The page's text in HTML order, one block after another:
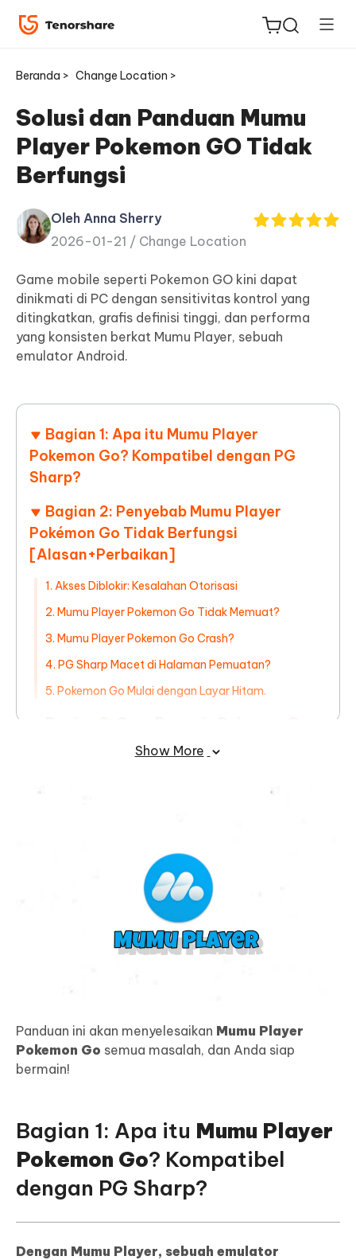
ReiBoot
untuk
iOS
Tenorshare
iAnyGo
Beranda > Change Location >
Solusi dan Panduan Mumu
Player Pokemon GO Tidak
Berfungsi
Oleh Anna Sherry
2026-01-21 / Change Location
Game mobile seperti Pokemon GO kini dapat
dinikmati di PC dengan sensitivitas kontrol yang
ditingkatkan, grafis definisi tinggi, dan performa
yang konsisten berkat Mumu Player, sebuah
emulator Android.
Bagian 1: Apa itu Mumu Player
Pokemon Go? Kompatibel dengan PG
Sharp?
Bagian 2: Penyebab Mumu Player
Pokémon Go Tidak Berfungsi
[Alasan+Perbaikan]
1. Akses Diblokir: Kesalahan Otorisasi
2. Mumu Player Pokemon Go Tidak Memuat?
3. Mumu Player Pokemon Go Crash?
4. PG Sharp Macet di Halaman Pemuatan?
5. Pokemon Go Mulai dengan Layar Hitam.
tanpa Berjalan?HOT
Show More
Panduan ini akan menyelesaikan Mumu Player
Pokemon Go semua masalah, dan Anda siap
bermain!
Bagian 1: Apa itu Mumu Player
Pokemon Go? Kompatibel
dengan PG Sharp?
Dengan Mumu Player, sebuah emulator